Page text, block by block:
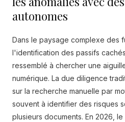
autonomes
Dans le paysage complexe des
l'identification des passifs
ressemblé à chercher une
numérique. La due diligence
sur la recherche manuelle par
souvent à identifier des risques
plusieurs documents. En 2026,